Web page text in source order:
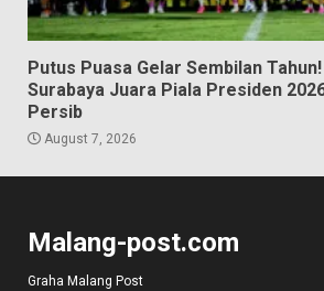
Putus Puasa Gelar Sembilan
Surabaya Juara Piala Presiden
Persib
August 7, 2026
Malang-post.com
Graha Malang Post